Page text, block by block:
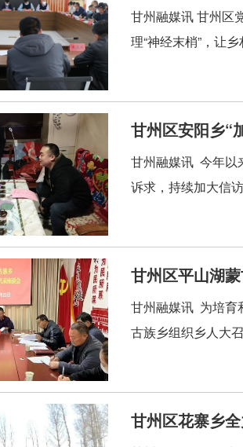
甘州融媒讯 甘州区
理“神经末梢”，让
甘州区安阳乡“
甘州融媒讯 今年以
诉求，持续加大信
甘州区平山湖
甘州融媒讯 为培育
古族乡组织乡人大
甘州区花寨乡